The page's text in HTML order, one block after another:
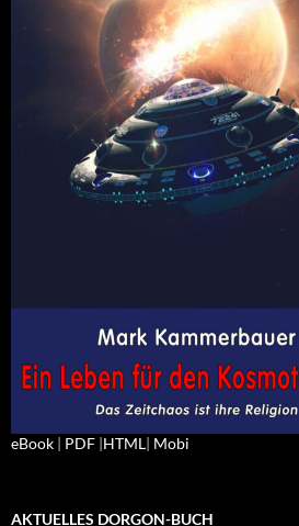
eBook | PDF |HTML| Mobi
AKTUELLES DORGON-BUCH